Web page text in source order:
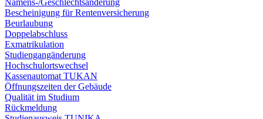
Namens-/Geschlechtsänderung
Bescheinigung für Rentenversicherung
Beurlaubung
Doppelabschluss
Exmatrikulation
Studiengangänderung
Hochschulortswechsel
Kassenautomat TUKAN
Öffnungszeiten der Gebäude
Qualität im Studium
Rückmeldung